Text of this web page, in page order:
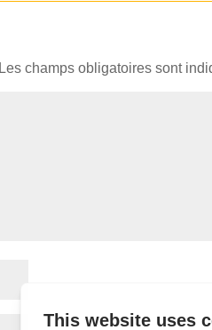
Les champs obligatoires sont